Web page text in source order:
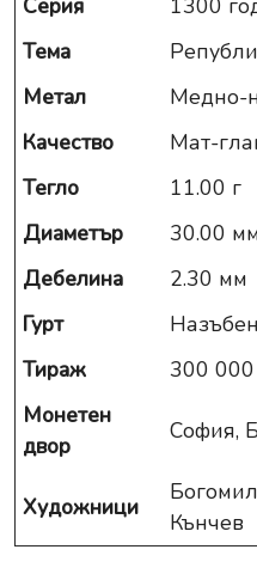
Серия
1300
Тема
Метал
Медно-
Качество
Мат-
Тегло
11.00 г
Диаметър
30.00
Дебелина
2.30 мм
Гурт
Назъбен
Тираж
300
Монетен
двор
София,
Художници
Кънчев